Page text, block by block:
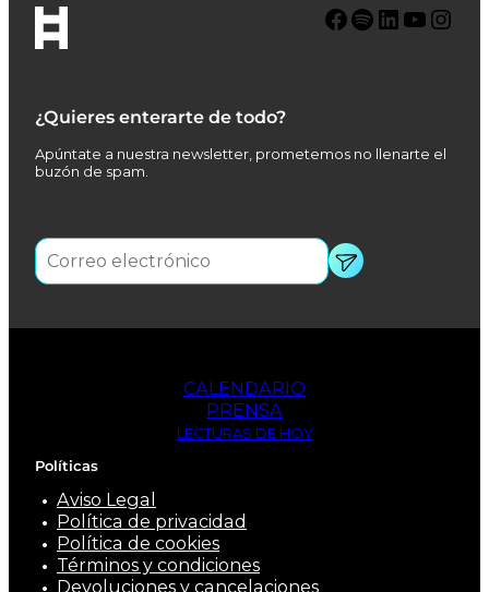
¿Quieres enterarte de todo?
Apúntate a nuestra newsletter, prometemos no llenarte el
buzón de spam.
Facebook Spotify LinkedIn YouTube Instagram
CALENDARIO
PRENSA
LECTURAS DE HOY
Políticas
Aviso Legal
Política de privacidad
Política de cookies
Términos y condiciones
Devoluciones y cancelaciones